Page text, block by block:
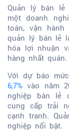
Quản lý bán
một doanh
toán, vận
quản lý bán lẻ
hóa lợi nhuận
hàng nhất quán.
Với dự báo
6,7% vào năm
nghiệp bán lẻ
cung cấp trải
cạnh tranh.
nghiệp nổi bật.